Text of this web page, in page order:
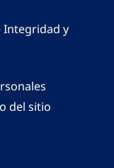
Integridad y
del sitio